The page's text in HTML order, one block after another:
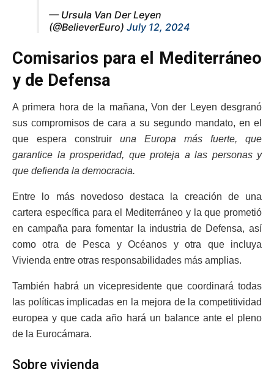
— Ursula Van Der Leyen
(@BelieverEuro) July 12, 2024
Comisarios para el Mediterráneo
y de Defensa
A primera hora de la mañana, Von der Leyen desgranó
sus compromisos de cara a su segundo mandato, en el
que espera construir una Europa más fuerte, que
garantice la prosperidad, que proteja a las personas y
que defienda la democracia.
Entre lo más novedoso destaca la creación de una
cartera específica para el Mediterráneo y la que prometió
en campaña para fomentar la industria de Defensa, así
como otra de Pesca y Océanos y otra que incluya
Vivienda entre otras responsabilidades más amplias.
También habrá un vicepresidente que coordinará todas
las políticas implicadas en la mejora de la competitividad
europea y que cada año hará un balance ante el pleno
de la Eurocámara.
Sobre vivienda